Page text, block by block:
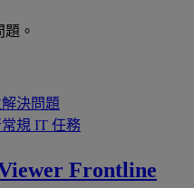
。
決問題
規 IT 任務
Frontline